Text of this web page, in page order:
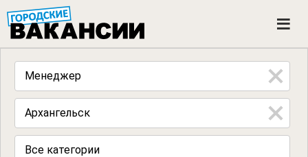
n
Все категории